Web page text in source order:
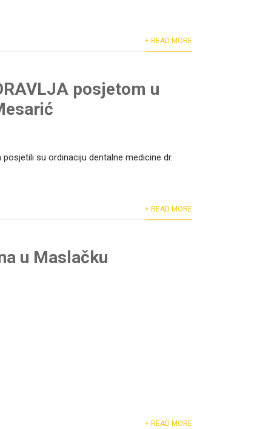
+ READ MORE
posjetom u
su ordinaciju dentalne medicine dr.
+ READ MORE
u Maslačku
+ READ MORE